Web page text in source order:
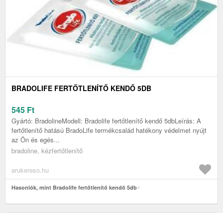
BRADOLIFE FERTŐTLENÍTŐ KENDŐ 5DB
545 Ft
Gyártó: BradolineModell: Bradolife fertőtlenítő kendő 5dbLeírás: A
fertőtlenítő hatású BradoLife termékcsalád hatékony védelmet nyújt
az Ön és egés...
bradoline, kézfertőtlenítő
arukereso.hu
Hasonlók, mint Bradolife fertőtlenítő kendő 5db